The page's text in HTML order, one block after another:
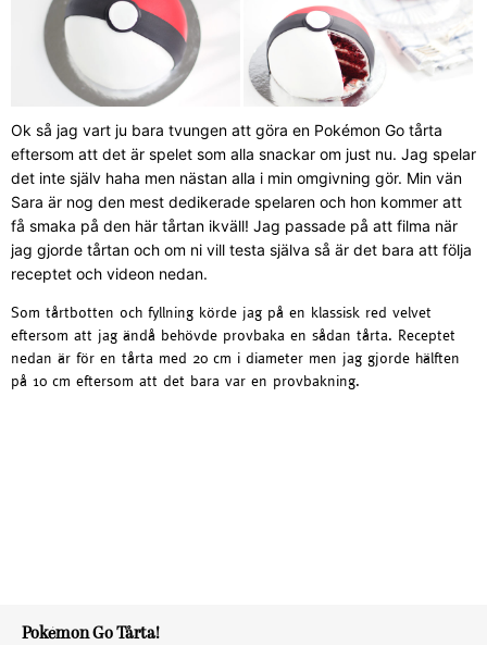
Ok så jag vart ju bara tvungen att göra en Pokémon Go tårta
eftersom att det är spelet som alla snackar om just nu. Jag spelar
det inte själv haha men nästan alla i min omgivning gör. Min vän
Sara är nog den mest dedikerade spelaren och hon kommer att
få smaka på den här tårtan ikväll! Jag passade på att filma när
jag gjorde tårtan och om ni vill testa själva så är det bara att följa
receptet och videon nedan.
Som tårtbotten och fyllning körde jag på en klassisk red velvet
eftersom att jag ändå behövde provbaka en sådan tårta. Receptet
nedan är för en tårta med 20 cm i diameter men jag gjorde hälften
på 10 cm eftersom att det bara var en provbakning.
Pokémon Go Tårta!